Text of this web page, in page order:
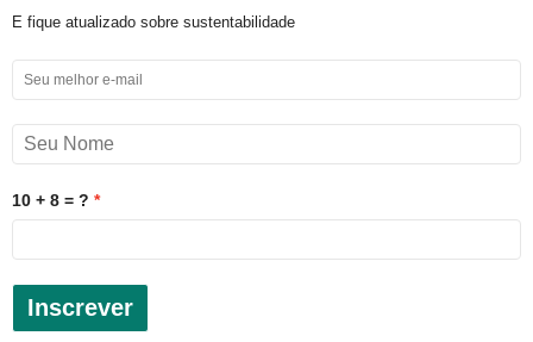
E fique atualizado sobre sustentabilidade
10 + 8 = ?
Inscrever